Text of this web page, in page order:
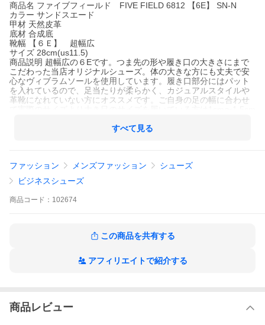
商品名 ファイブフィールド FIVE FIELD 6812 【6E】 SN-N
カラー サンドスエード
甲材 天然皮革
底材 合成底
靴幅 【６Ｅ】 超幅広
サイズ 28cm(us11.5)
商品説明 超幅広の６Eです。つま先の形や履き口の大きさにまで
こだわった当店オリジナルシューズ。体の大きな方にも丈夫で安
心なヴィブラムソールを使用しています。履き口部分にはパット
を入れているので、足当たりが柔らかく、カジュアルスタイルや
革靴になれていない方にオススメです。ご自身の足の幅に合わせ
いている方は26.5cm位でお履きになれます。
すべて見る
ファッション メンズファッション
シューズ
ビジネスシューズ
商品 コード： 102674
この商品を共有する
アフィリエイトで紹介する
商品レビュー